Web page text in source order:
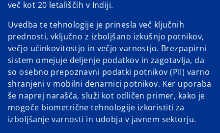
več kot 20 letališčih v Indiji.
Uvedba te tehnologije je prinesla več ključnih
prednosti, vključno z izboljšano izkušnjo potnikov,
večjo učinkovitostjo in večjo varnostjo. Brezpapirni
sistem omejuje deljenje podatkov in zagotavlja, da
so osebno prepoznavni podatki potnikov (PII) varno
shranjeni v mobilni denarnici potnikov. Ker uporaba
še naprej narašča, služi kot odličen primer, kako je
mogoče biometrične tehnologije izkoristiti za
izboljšanje varnosti in udobja v javnem sektorju.